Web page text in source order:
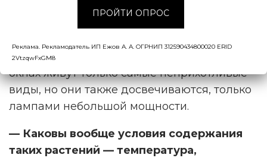
борды. Световой день у них начинается в
при искусственном освещении, так как на
окнах живут только самые неприхотливые
виды, но они также досвечиваются, только
лампами небольшой мощности.
— Каковы вообще условия содержания
таких растений — температура,
ПРОЙТИ ОПРОС
Реклама. Рекламодатель ИП Ежов А. А. ОГРНИП 312590434800020 ERID
2VtzqwFxGM8